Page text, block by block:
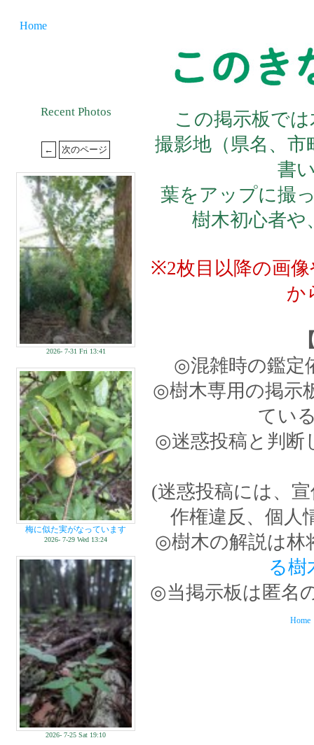
Home
Recent Photos
2026- 7-31 Fri 13:41
梅に似た実がなっています
2026- 7-29 Wed 13:24
2026- 7-25 Sat 19:10
この掲示板で
撮影地（県名、
書
葉をアップに撮
樹木初心者や
※2枚目以降の画
か
◎混雑時の鑑定
◎樹木専用の掲示
てい
◎迷惑投稿と判断
(迷惑投稿には、
作権違反、個人
◎樹木の解説は林
る樹
◎当掲示板は匿名
Home